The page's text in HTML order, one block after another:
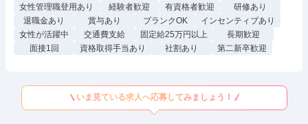
女性管理職登用あり
経験者歓迎 有資格者歓迎
研修あり
退職金あり
賞与あり ブランクOK
インセンティブあり
女性が活躍中
交通費支給 固定給25万円以上
長期歓迎
面接1回
資格取得手当あり 社割あり 第二新卒歓迎
いま見ている求人へ応募してみましょう！